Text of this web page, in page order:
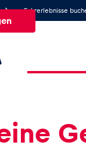
Fahrerlebnisse